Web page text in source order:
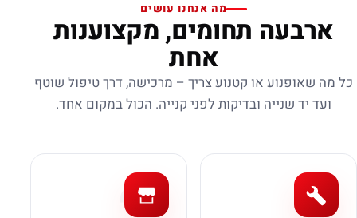
מה אנחנו עושים
ארבעה תחומים, מקצוענות
אחת
כל מה שאופנוע או קטנוע צריך – מרכישה, דרך טיפול שוטף
ועד יד שנייה ובדיקות לפני קנייה. הכול במקום אחד.